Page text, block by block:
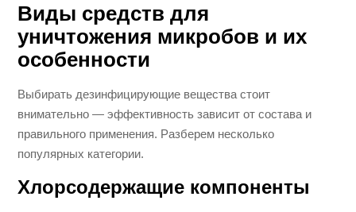
Виды средств для
уничтожения микробов и их
особенности
Выбирать дезинфицирующие вещества стоит
внимательно — эффективность зависит от состава и
правильного применения. Разберем несколько
популярных категории.
Хлорсодержащие компоненты